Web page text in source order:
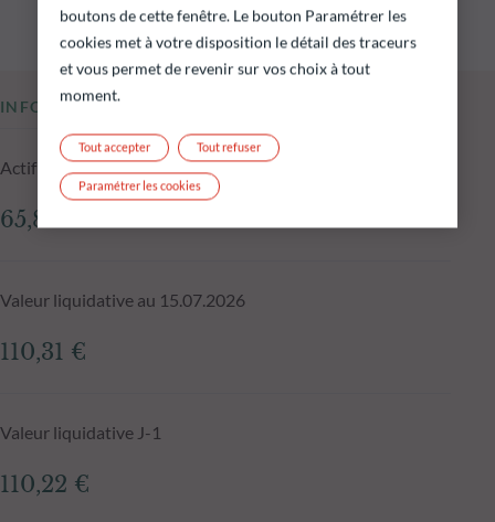
INFORMATIONS CLÉS
Actif net du fonds au 15.07.2026
65,86 M€
Valeur liquidative au 15.07.2026
110,31 €
Valeur liquidative J-1
110,22 €
boutons de cette fenêtre. Le bouton Paramétrer les
cookies met à votre disposition le détail des traceurs
et vous permet de revenir sur vos choix à tout
moment.
Tout refuser
Tout accepter
Paramétrer les cookies